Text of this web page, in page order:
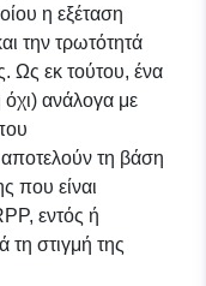
η εξέταση
την τρωτότητά
Ως εκ τούτου, ένα
όχι) ανάλογα με
αποτελούν τη βάση
που είναι
εντός ή
τη στιγμή της